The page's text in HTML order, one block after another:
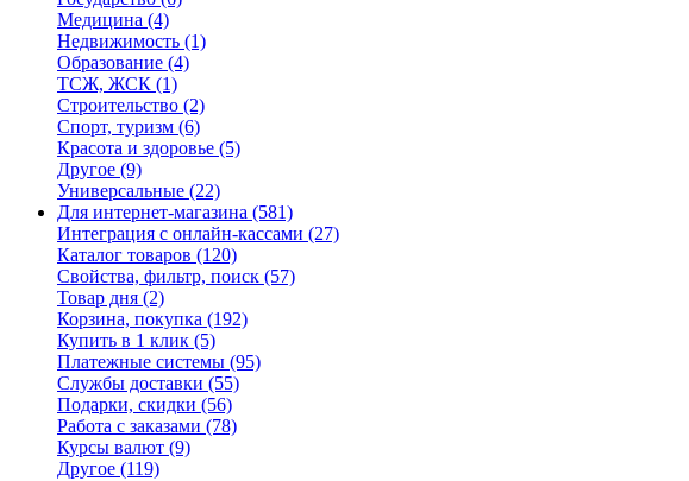
Медицина (4)
Недвижимость (1)
Образование (4)
ТСЖ, ЖСК (1)
Строительство (2)
Спорт, туризм (6)
Красота и здоровье (5)
Другое (9)
Универсальные (22)
Для интернет-магазина (581)
Интеграция с онлайн-кассами (27)
Каталог товаров (120)
Свойства, фильтр, поиск (57)
Товар дня (2)
Корзина, покупка (192)
Купить в 1 клик (5)
Платежные системы (95)
Службы доставки (55)
Подарки, скидки (56)
Работа с заказами (78)
Курсы валют (9)
Другое (119)